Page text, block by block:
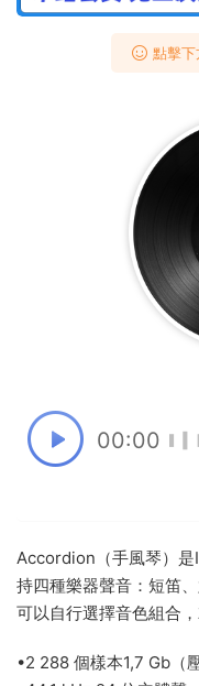
點擊
00:00
Accordion（手風琴）
持四種樂器聲音：短笛
可以自行選擇音色組合
•2 288 個樣本1,7 Gb（